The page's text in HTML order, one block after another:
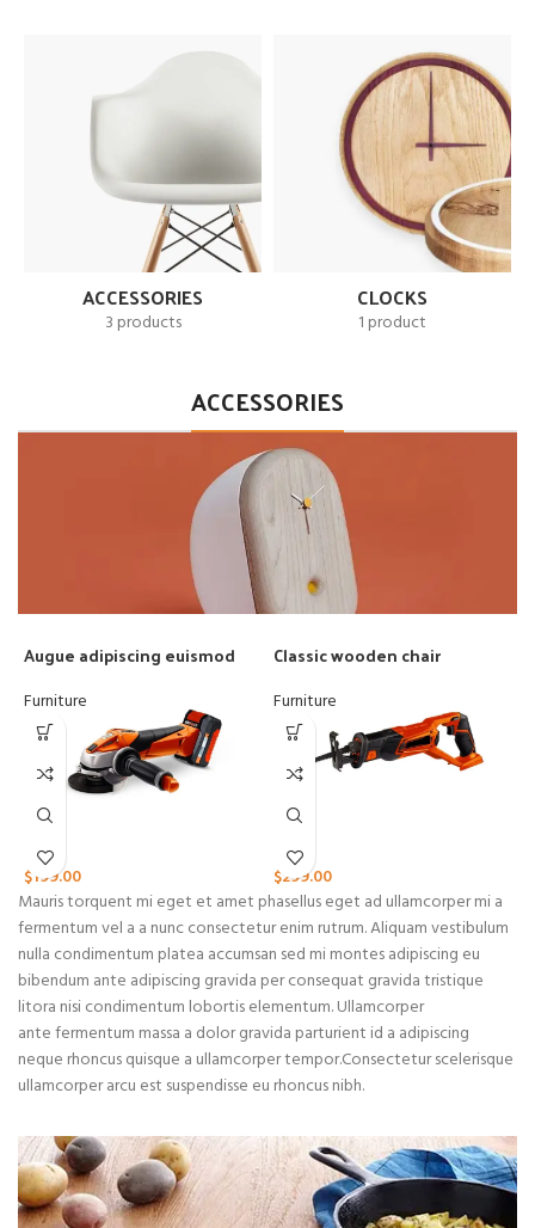
ACCESSORIES
3 products
CLOCKS
1 product
ACCESSORIES
Augue adipiscing euismod
Furniture
$199.00
Classic wooden chair
Furniture
$299.00
Mauris torquent mi eget et amet phasellus eget ad ullamcorper mi a
fermentum vel a a nunc consectetur enim rutrum. Aliquam vestibulum
nulla condimentum platea accumsan sed mi montes adipiscing eu
bibendum ante adipiscing gravida per consequat gravida tristique
litora nisi condimentum lobortis elementum. Ullamcorper
ante fermentum massa a dolor gravida parturient id a adipiscing
neque rhoncus quisque a ullamcorper tempor.Consectetur scelerisque
ullamcorper arcu est suspendisse eu rhoncus nibh.